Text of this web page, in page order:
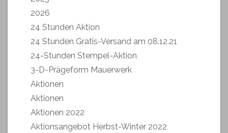
2026
24 Stunden Aktion
24 Stunden Gratis-Versand am 08.12.21
24-Stunden Stempel-Aktion
3-D-Prägeform Mauerwerk
Aktionen
Aktionen
Aktionen 2022
Aktionsangebot Herbst-Winter 2022